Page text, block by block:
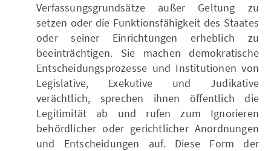
Verfassungsgrundsätze außer Geltung zu
setzen oder die Funktionsfähigkeit des Staates
oder seiner Einrichtungen erheblich zu
beeinträchtigen. Sie machen demokratische
Entscheidungsprozesse und Institutionen von
Legislative, Exekutive und Judikative
verächtlich, sprechen ihnen öffentlich die
Legitimität ab und rufen zum Ignorieren
behördlicher oder gerichtlicher Anordnungen
und Entscheidungen auf. Diese Form der